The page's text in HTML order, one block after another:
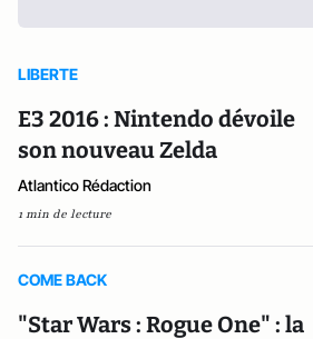
LIBERTE
E3 2016 : Nintendo dévoile
son nouveau Zelda
Atlantico Rédaction
1 min de lecture
COME BACK
"Star Wars : Rogue One" : la